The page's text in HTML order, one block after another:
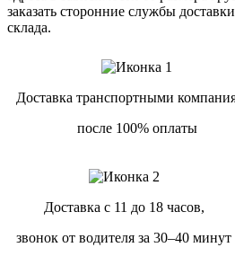
заказать сторонние службы
склада.
Доставка транспортными
после 100% оплаты
Доставка с 11 до 18 часов,
звонок от водителя за 30–40 минут